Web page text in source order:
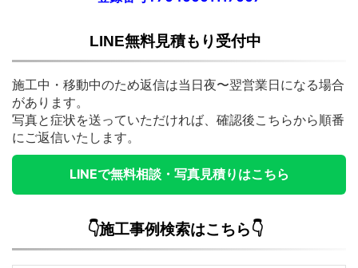
LINE無料見積もり受付中
施工中・移動中のため返信は当日夜〜翌営業日になる場合
があります。
写真と症状を送っていただければ、確認後こちらから順番
にご返信いたします。
LINEで無料相談・写真見積りはこちら
👇施工事例検索はこちら👇